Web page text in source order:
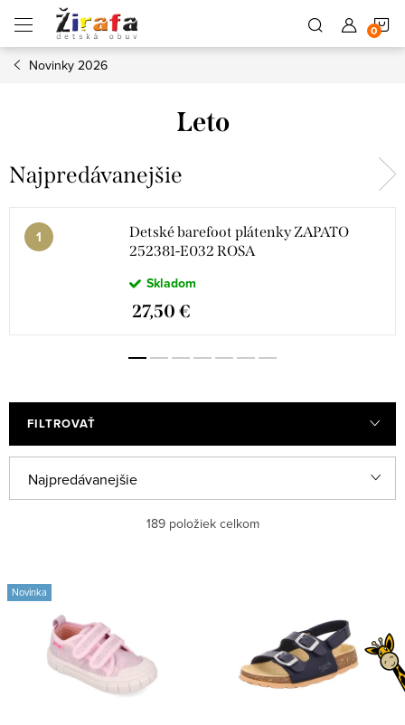
obsah
Novinky 2026
Leto
Najpredávanejšie
Detské barefoot plátenky ZAPATO
252381-E032 ROSA
Skladom
27,50 €
FILTROVAŤ
a
n
Najpredávanejšie
Abecedne
189položiek celkom
V
ý
Novinka